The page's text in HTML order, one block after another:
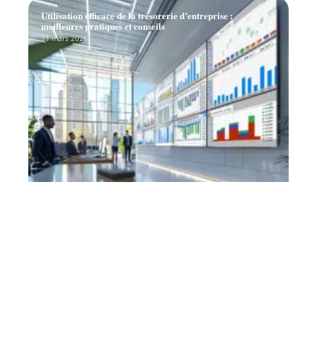
Utilisation efficace de la trésorerie d’entreprise :
meilleures pratiques et conseils
11 mars 2026